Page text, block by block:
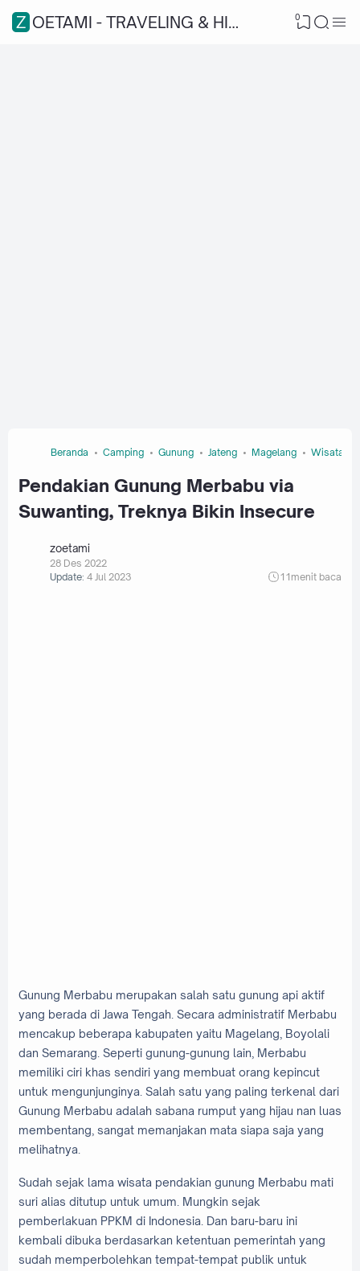
ZOETAMI - TRAVELING & HIKING 0
Beranda Camping Gunung Jateng Magelang Wisata
Pendakian Gunung Merbabu via
Suwanting, Treknya Bikin Insecure
zoetami
28 Des 2022
Update: 4 Jul 2023 11 menit baca
Gunung Merbabu merupakan salah satu gunung api aktif
yang berada di Jawa Tengah. Secara administratif Merbabu
mencakup beberapa kabupaten yaitu Magelang, Boyolali
dan Semarang. Seperti gunung-gunung lain, Merbabu
memiliki ciri khas sendiri yang membuat orang kepincut
untuk mengunjunginya. Salah satu yang paling terkenal dari
Gunung Merbabu adalah sabana rumput yang hijau nan luas
membentang, sangat memanjakan mata siapa saja yang
melihatnya.
Sudah sejak lama wisata pendakian gunung Merbabu mati
suri alias ditutup untuk umum. Mungkin sejak
pemberlakuan PPKM di Indonesia. Dan baru-baru ini
kembali dibuka berdasarkan ketentuan pemerintah yang
sudah memperbolehkan tempat-tempat publik untuk